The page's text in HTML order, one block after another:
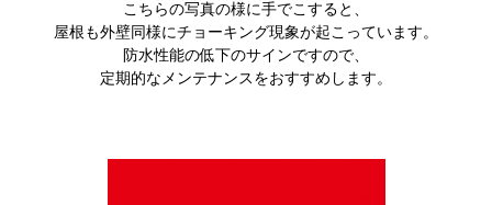
こちらの写真の様に手でこすると、
屋根も外壁同様にチョーキング現象が起こっています。
防水性能の低下のサインですので、
定期的なメンテナンスをおすすめします。